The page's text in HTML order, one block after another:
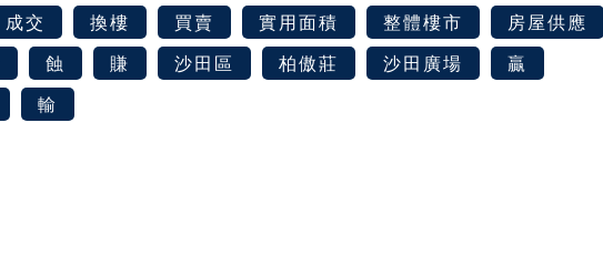
成交 換樓 買賣 實用面積 整體樓市
房屋供應
蝕 賺 沙田區 柏傲莊 沙田廣場
贏
輸